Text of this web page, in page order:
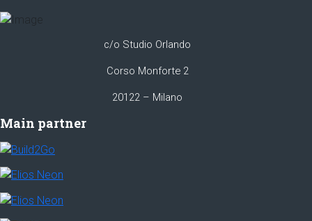
c/o Studio Orlando
Corso Monforte 2
20122 – Milano
Main partner